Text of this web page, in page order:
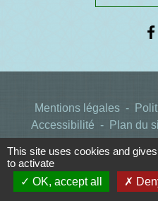
Mentions légales -
Accessibilité - Plan du
Site créé en
This site uses cookies and
to activate
OK, accept all